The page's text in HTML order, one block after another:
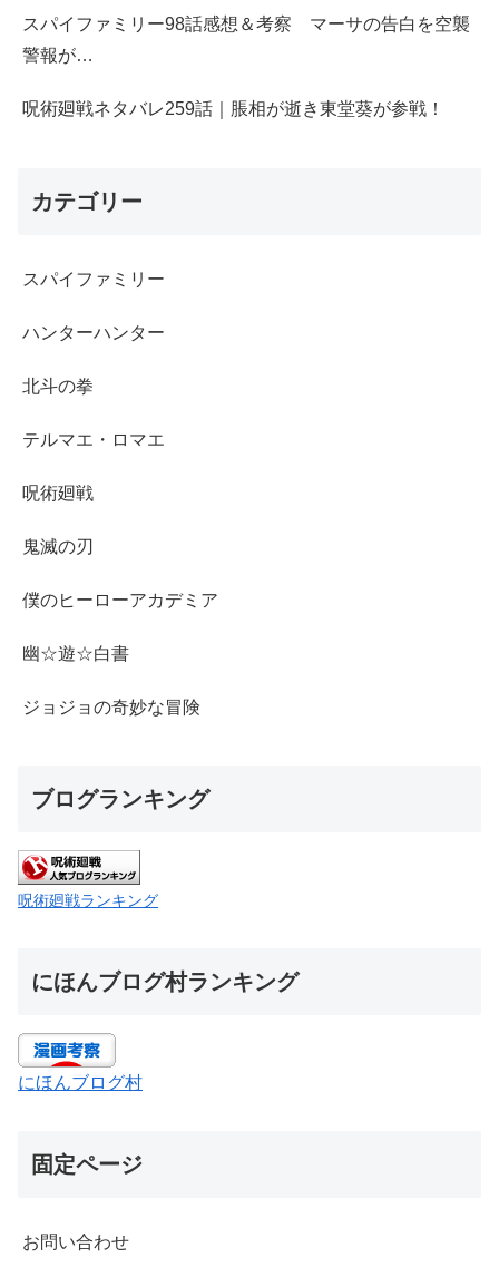
スパイファミリー98話感想＆考察 マーサの告白を空襲
警報が…
呪術廻戦ネタバレ259話｜脹相が逝き東堂葵が参戦！
カテゴリー
スパイファミリー
ハンターハンター
北斗の拳
テルマエ・ロマエ
呪術廻戦
鬼滅の刃
僕のヒーローアカデミア
幽☆遊☆白書
ジョジョの奇妙な冒険
ブログランキング
呪術廻戦ランキング
にほんブログ村ランキング
にほんブログ村
固定ページ
お問い合わせ